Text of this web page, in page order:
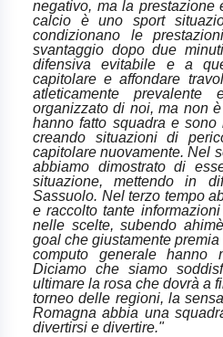
negativo, ma la prestazione
calcio è uno sport
condizionano le
svantaggio dopo due
difensiva evitabile e a
capitolare e affondare
atleticamente prevalente
organizzato di noi, ma non
hanno fatto squadra e
creando situazioni di
capitolare nuovamente. Nel
abbiamo dimostrato di
situazione, mettendo in
Sassuolo. Nel terzo tempo
e raccolto tante
nelle scelte, subendo
goal che giustamente
computo generale hanno
Diciamo che siamo
ultimare la rosa che dovrà a
torneo delle regioni, la
Romagna abbia una
divertirsi e divertire."